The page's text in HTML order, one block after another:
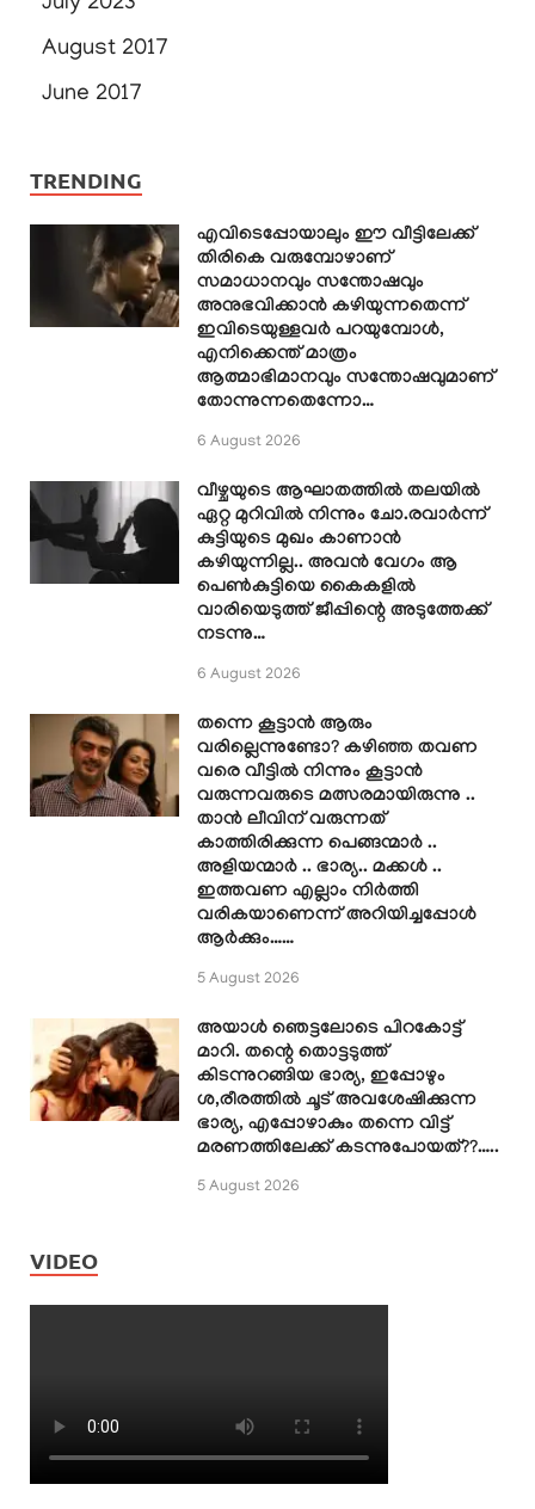
August 2017
June 2017
TRENDING
എവിടെപ്പോയാലും ഈ വീട്ടിലേക്ക്
തിരികെ വരുമ്പോഴാണ്
സമാധാനവും സന്തോഷവും
അനുഭവിക്കാൻ കഴിയുന്നതെന്ന്
ഇവിടെയുള്ളവർ പറയുമ്പോൾ,
എനിക്കെന്ത് മാത്രം
ആത്മാഭിമാനവും സന്തോഷവുമാണ്
തോന്നുന്നതെന്നോ…
6 August 2026
വീഴ്ചയുടെ ആഘാതത്തിൽ തലയിൽ
ഏറ്റ മുറിവിൽ നിന്നും ചോ.രവാർന്ന്
കുട്ടിയുടെ മുഖം കാണാൻ
കഴിയുന്നില്ല.. അവൻ വേഗം ആ
പെൺകുട്ടിയെ കൈകളിൽ
വാരിയെടുത്ത് ജീപ്പിന്റെ അടുത്തേക്ക്
നടന്നു…
6 August 2026
തന്നെ കൂട്ടാൻ ആരും
വരില്ലെന്നുണ്ടോ? കഴിഞ്ഞ തവണ
വരെ വീട്ടിൽ നിന്നും കൂട്ടാൻ
വരുന്നവരുടെ മത്സരമായിരുന്നു ..
താൻ ലീവിന് വരുന്നത്
കാത്തിരിക്കുന്ന പെങ്ങന്മാർ ..
അളിയന്മാർ .. ഭാര്യ.. മക്കൾ ..
ഇത്തവണ എല്ലാം നിർത്തി
വരികയാണെന്ന് അറിയിച്ചപ്പോൾ
ആർക്കും……
5 August 2026
അയാൾ ഞെട്ടലോടെ പിറകോട്ട്
മാറി. തന്റെ തൊട്ടടുത്ത്
കിടന്നുറങ്ങിയ ഭാര്യ, ഇപ്പോഴും
ശ,രീരത്തിൽ ചൂട് അവശേഷിക്കുന്ന
ഭാര്യ, എപ്പോഴാകും തന്നെ വിട്ട്
മരണത്തിലേക്ക് കടന്നുപോയത്??…..
5 August 2026
VIDEO